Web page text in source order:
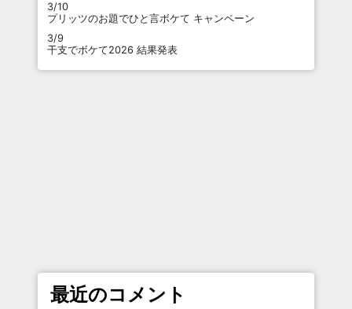
3/10
プリッツのお題でひと言ボケて キャンペーン
3/9
干支でボケて2026 結果発表
最近のコメント